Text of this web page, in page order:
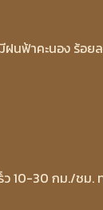
ฝนฟ้าคะนอง ร้อ
10-30 กม./ชม.